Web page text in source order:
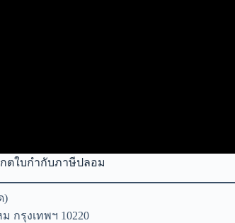
ตใบกำกับภาษีปลอม
)
กรุงเทพฯ 10220